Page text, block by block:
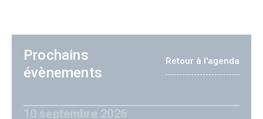
Prochains
évènements
Retour à l'agenda
10 septembre 2026